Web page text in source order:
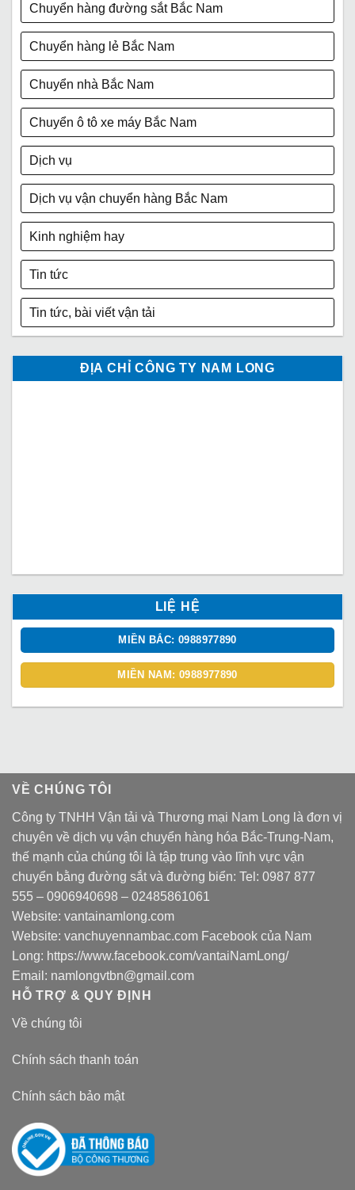
Chuyển hàng đường sắt Bắc Nam
Chuyển hàng lẻ Bắc Nam
Chuyển nhà Bắc Nam
Chuyển ô tô xe máy Bắc Nam
Dịch vụ
Dịch vụ vận chuyển hàng Bắc Nam
Kinh nghiệm hay
Tin tức
Tin tức, bài viết vận tải
ĐỊA CHỈ CÔNG TY NAM LONG
LIỆ HỆ
MIỀN BẮC: 0988977890
MIỀN NAM: 0988977890
VỀ CHÚNG TÔI
Công ty TNHH Vận tải và Thương mại Nam Long là đơn vị
chuyên về dịch vụ vận chuyển hàng hóa Bắc-Trung-Nam,
thế mạnh của chúng tôi là tập trung vào lĩnh vực vận
chuyển bằng đường sắt và đường biển: Tel: 0987 877
555 – 0906940698 – 02485861061
Website: vantainamlong.com
Website: vanchuyennambac.com Facebook của Nam
Long: https://www.facebook.com/vantaiNamLong/
Email: namlongvtbn@gmail.com
HỖ TRỢ & QUY ĐỊNH
Về chúng tôi
Chính sách thanh toán
Chính sách bảo mật